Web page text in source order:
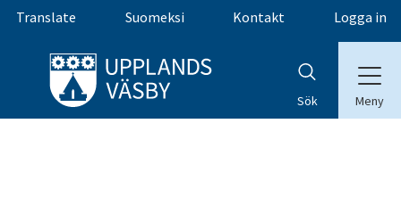
Gå till innehåll
Translate Suomeksi Kontakt Logga in
Sök Meny